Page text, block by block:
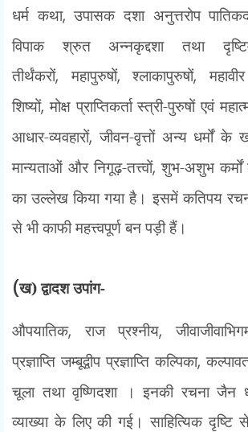
धर्म कथा,उपासक दशा अनुत्तरोप
विपाक श्रुत अन्नकृद्दशा तथा
तीर्थंकरों,महापुरुषों,श्लाकापुरुषों,
शिष्यों,मोक्ष प्राप्तिकर्ता स्त्री-पुरुषों एवं
आधार-व्यवहारों,जीवन-वृत्तों अन्य धर्मों के
मान्यताओं और निगूढ़-तत्त्वों,शुभ-अशुभ कर्मों
का उल्लेख किया गया है। इसमें कतिपय
से भी काफी महत्त्वपूर्ण बन पड़ी हैं।
(ख) द्वादश उपांग-
औपयातिक,राज प्रश्नीय,
प्रज्ञाप्ति जम्बूद्वीप प्रज्ञाप्ति कल्पिका,
चूला तथा वृष्णिदशा । इनकी रचना जैन
व्याख्या के लिए की गई। साहित्यिक दृष्टि